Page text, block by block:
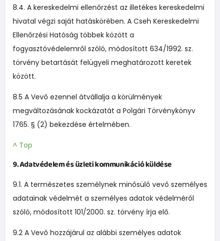
8.4. A kereskedelmi ellenőrzést az illetékes kereskedelmi
hivatal végzi saját hatáskörében. A Cseh Kereskedelmi
Ellenőrzési Hatóság többek között a
fogyasztóvédelemről szóló, módosított 634/1992. sz.
törvény betartását felügyeli meghatározott keretek
között.
8.5 A Vevő ezennel átvállalja a körülmények
megváltozásának kockázatát a Polgári Törvénykönyv
1765. § (2) bekezdése értelmében.
^ Top
9. Adatvédelem és üzleti kommunikáció küldése
9.1. A természetes személynek minősülő vevő személyes
adatainak védelmét a személyes adatok védelméről
szóló, módosított 101/2000. sz. törvény írja elő.
9.2 A Vevő hozzájárul az alábbi személyes adatok